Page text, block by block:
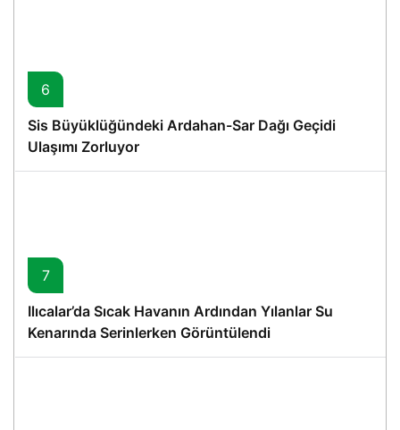
6
Sis Büyüklüğündeki Ardahan-Sar Dağı Geçidi
Ulaşımı Zorluyor
7
Ilıcalar’da Sıcak Havanın Ardından Yılanlar Su
Kenarında Serinlerken Görüntülendi